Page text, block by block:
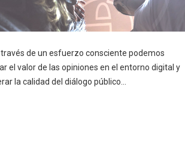
través de un esfuerzo consciente podemos
el valor de las opiniones en el entorno digital y
la calidad del diálogo público...